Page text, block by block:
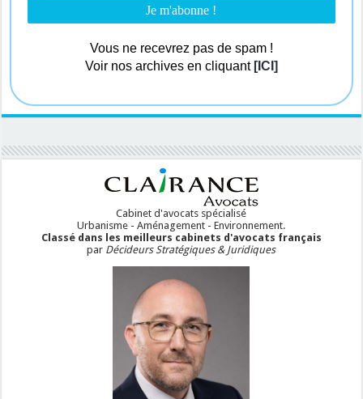
Vous ne recevrez pas de spam !
Voir nos archives en cliquant [ICI]
Cabinet d'avocats spécialisé
Urbanisme - Aménagement - Environnement.
Classé dans les meilleurs cabinets d'avocats français
par Décideurs Stratégiques & Juridiques